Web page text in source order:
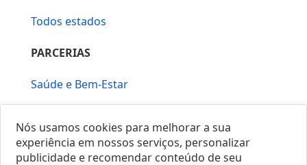
Todos estados
PARCERIAS
Saúde e Bem-Estar
Nós usamos cookies para melhorar a sua
experiência em nossos serviços, personalizar
publicidade e recomendar conteúdo de seu